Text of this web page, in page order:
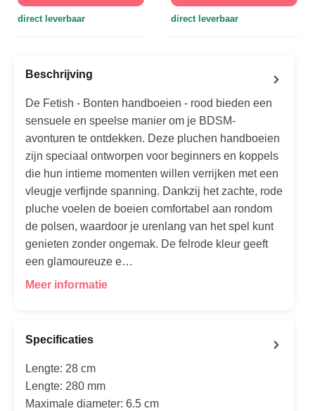
direct leverbaar direct leverbaar
Beschrijving
De Fetish - Bonten handboeien - rood bieden een
sensuele en speelse manier om je BDSM-
avonturen te ontdekken. Deze pluchen handboeien
zijn speciaal ontworpen voor beginners en koppels
die hun intieme momenten willen verrijken met een
vleugje verfijnde spanning. Dankzij het zachte, rode
pluche voelen de boeien comfortabel aan rondom
de polsen, waardoor je urenlang van het spel kunt
genieten zonder ongemak. De felrode kleur geeft
een glamoureuze e…
Meer informatie
Specificaties
Lengte: 28 cm
Lengte: 280 mm
Maximale diameter: 6.5 cm